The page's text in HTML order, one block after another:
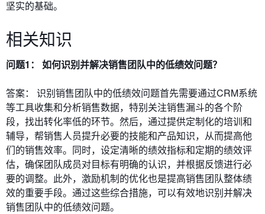
坚实的基础。
相关知识
问题1： 如何识别并解决销售团队中的低绩效问题？
答案： 识别销售团队中的低绩效问题首先需要通过CRM系统
等工具收集和分析销售数据，特别关注销售漏斗的各个阶
段，找出转化率低的环节。然后，通过提供定制化的培训和
辅导，帮销售人员提升必要的技能和产品知识，从而提高他
们的销售效率。同时，设定清晰的绩效指标和定期的绩效评
估，确保团队成员对目标有明确的认识，并根据反馈进行必
要的调整。此外，激励机制的优化也是提高销售团队整体绩
效的重要手段。通过这些综合措施，可以有效地识别并解决
销售团队中的低绩效问题。